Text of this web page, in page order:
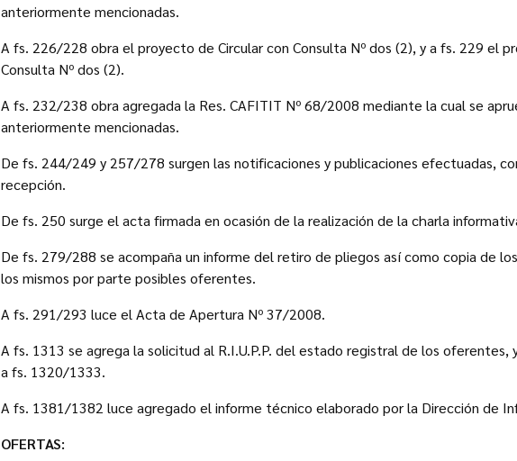
anteriormente mencionadas.
A fs. 226/228 obra el proyecto de Circular con Consulta Nº dos (2), y a fs. 229 el
Consulta Nº dos (2).
A fs. 232/238 obra agregada la Res. CAFITIT Nº 68/2008 mediante la cual se
anteriormente mencionadas.
De fs. 244/249 y 257/278 surgen las notificaciones y publicaciones efectuadas,
recepción.
De fs. 250 surge el acta firmada en ocasión de la realización de la charla
De fs. 279/288 se acompaña un informe del retiro de pliegos así como copia de
los mismos por parte posibles oferentes.
A fs. 291/293 luce el Acta de Apertura Nº 37/2008.
A fs. 1313 se agrega la solicitud al R.I.U.P.P. del estado registral de los oferentes,
a fs. 1320/1333.
A fs. 1381/1382 luce agregado el informe técnico elaborado por la Dirección de
OFERTAS: